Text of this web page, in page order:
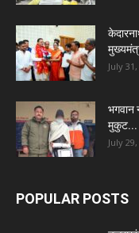
July
भगवान
मुकुट...
July
POPULAR POSTS